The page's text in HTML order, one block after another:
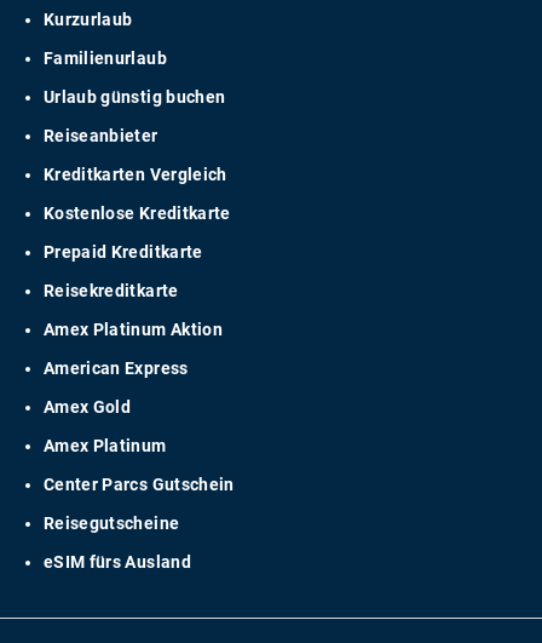
Kurzurlaub
Familienurlaub
Urlaub günstig buchen
Reiseanbieter
Kreditkarten Vergleich
Kostenlose Kreditkarte
Prepaid Kreditkarte
Reisekreditkarte
Amex Platinum Aktion
American Express
Amex Gold
Amex Platinum
Center Parcs Gutschein
Reisegutscheine
eSIM fürs Ausland